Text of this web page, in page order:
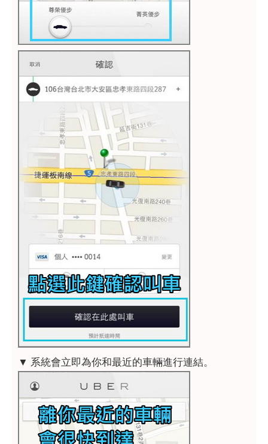
▼ 系統會立即為你和最近的車輛進行連結。